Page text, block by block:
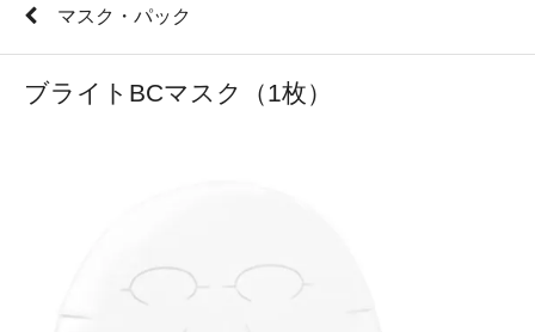
マスク・パック
ブライトBCマスク（1枚）